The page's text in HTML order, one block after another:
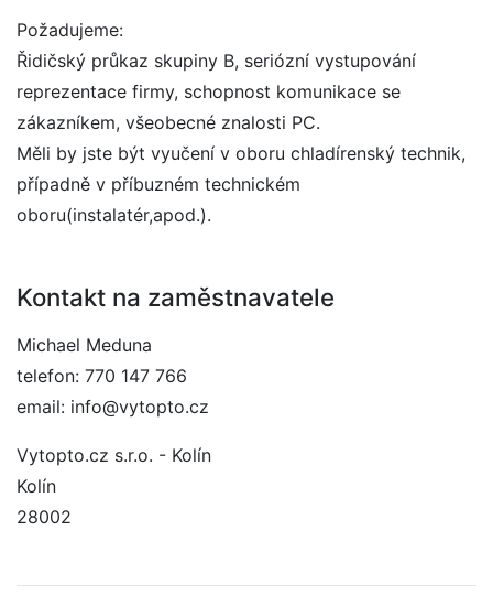
Požadujeme:
Řidičský průkaz skupiny B, seriózní vystupování
reprezentace firmy, schopnost komunikace se
zákazníkem, všeobecné znalosti PC.
Měli by jste být vyučení v oboru chladírenský technik,
případně v příbuzném technickém
oboru(instalatér,apod.).
Kontakt na zaměstnavatele
Michael Meduna
telefon: 770 147 766
email: info@vytopto.cz
Vytopto.cz s.r.o. - Kolín
Kolín
28002